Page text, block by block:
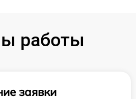
работы
заявки